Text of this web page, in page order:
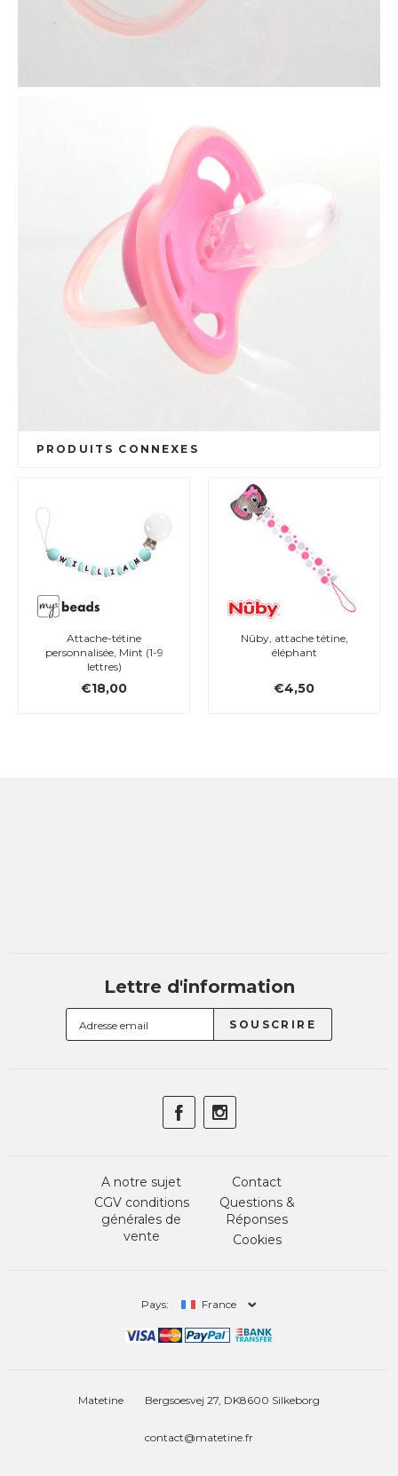
PRODUITS CONNEXES
Attache-tétine
personnalisée, Mint (1-9
lettres)
€18,00
Nûby, attache tétine,
éléphant
€4,50
Lettre d'information
A notre sujet
CGV conditions
générales de
vente
Contact
Questions &
Réponses
Cookies
Pays: France
Matetine Bergsoesvej 27, DK8600 Silkeborg
contact@matetine.fr